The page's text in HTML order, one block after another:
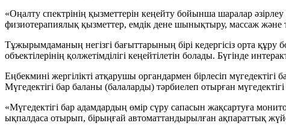
«Оңалту спектрінің қызметтерін кеңейту бойынша шаралар
физиотерапиялық қызметтер, емдік дене шынықтыру, массаж
Тұжырымдаманың негізгі бағыттарының бірі кедергісіз орта
объектілерінің қолжетімділігі кеңейтілетін болады. Бүгінде
Еңбекмині жергілікті атқарушы органдармен бірлесіп
Мүгедектігі бар баланы (балаларды) тәрбиелеп отырған
«Мүгедектігі бар адамдардың өмір сүру сапасын жақсартуға
ықпалдаса отырып, бірыңғай автоматтандырылған ақпараттық